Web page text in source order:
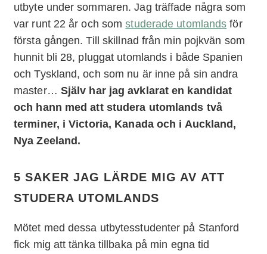
utbyte under sommaren. Jag träffade några som
var runt 22 år och somstuderade utomlands för
första gången. Till skillnad från min pojkvän som
hunnit bli 28, pluggat utomlands i både Spanien
och Tyskland, och som nu är inne på sin andra
master… Själv har jag avklarat en kandidat
och hann med att studera utomlands två
terminer, i Victoria, Kanada och i Auckland,
Nya Zeeland.
5 SAKER JAG LÄRDE MIG AV ATT
STUDERA UTOMLANDS
Mötet med dessa utbytesstudenter på Stanford
fick mig att tänka tillbaka på min egna tid